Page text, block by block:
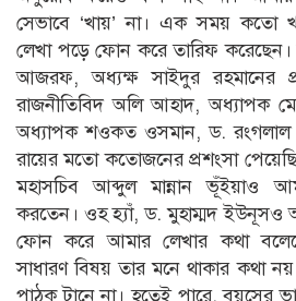
সেভাবে ‘খায়’ না। এক সময় কতো
লেখা পড়ে ফোন করে তারিফ করেছেন।
আজরফ, অধ্যক্ষ সাইদুর রহমানের
রাজনীতিবিদ অলি আহাদ,
অধ্যাপক শওকত ওসমান, ড.
রায়ের মতো কতোজনের প্রশংসা
মহাসচিব আব্দুল মান্নান ভূঁইয়াও
করতেন। ওহ হ্যাঁ, ড. মুহাম্মদ ইউনূসও
ফোন করে আমার লেখার কথা
সাধারণ বিষয় তার মনে থাকার কথা